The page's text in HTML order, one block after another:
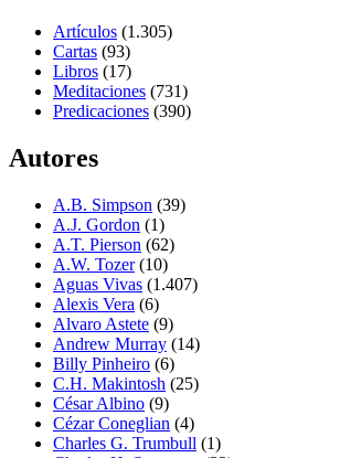
Artículos (1.305)
Cartas (93)
Libros (17)
Meditaciones (731)
Predicaciones (390)
Autores
A.B. Simpson (39)
A.J. Gordon (1)
A.T. Pierson (62)
A.W. Tozer(10)
Aguas Vivas (1.407)
Alexis Vera (6)
Alvaro Astete (9)
Andrew Murray (14)
Billy Pinheiro (6)
C.H. Makintosh (25)
César Albino (9)
Cézar Coneglian (4)
Charles G. Trumbull (1)